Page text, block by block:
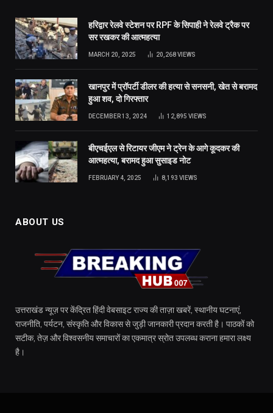
हरिद्वार रेलवे स्टेशन पर RPF के सिपाही ने रेलवे ट्रैक पर
सर रखकर की आत्महत्या
MARCH 20, 2025 20,268VIEWS
खानपुर में प्रॉपर्टी डीलर की हत्या से सनसनी, खेत से बरामद
हुआ शव, दो गिरफ्तार
DECEMBER 13, 2024 12,895 VIEWS
बीएचईएल से रिटायर जीएम ने ट्रेन के आगे कूदकर की
आत्महत्या, बरामद हुआ सुसाइड नोट
FEBRUARY 4, 2025 8,193 VIEWS
ABOUT US
उत्तराखंड न्यूज़ पर केंद्रित हिंदी वेबसाइट राज्य की ताज़ा खबरें, स्थानीय घटनाएं,
राजनीति, पर्यटन, संस्कृति और विकास से जुड़ी जानकारी प्रदान करती है। पाठकों को
सटीक, तेज़ और विश्वसनीय समाचारों का एकमात्र स्रोत उपलब्ध कराना हमारा लक्ष्य
है।